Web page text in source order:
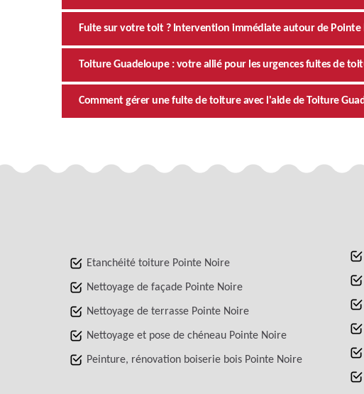
Fuite sur votre toit ? Intervention immédiate autour de Pointe
Toiture Guadeloupe : votre allié pour les urgences fuites de
Comment gérer une fuite de toiture avec l'aide de Toiture
Etanchéité toiture Pointe Noire
Nettoyage de façade Pointe Noire
Nettoyage de terrasse Pointe Noire
Nettoyage et pose de chéneau Pointe Noire
Peinture, rénovation boiserie bois Pointe Noire